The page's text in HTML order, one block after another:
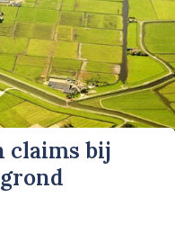
claims bij